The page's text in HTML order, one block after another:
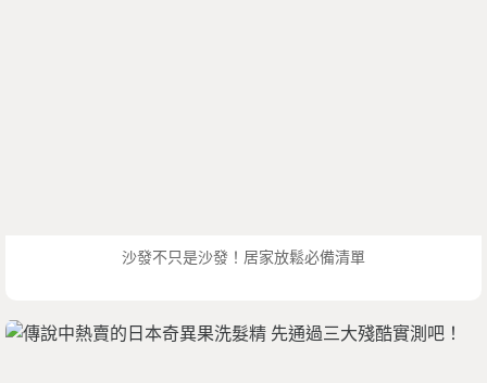
沙發不只是沙發！居家放鬆必備清單